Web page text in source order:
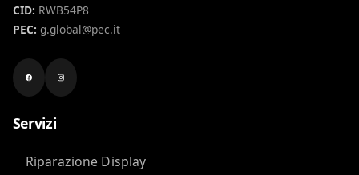
CID: RWB54P8
PEC: g.global@pec.it
Servizi
Riparazione Display